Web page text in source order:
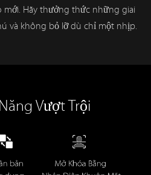
mới. Hãy thưởng thức những giai
và không bỏ lỡ dù chỉ một nhịp.
Vượt Trội